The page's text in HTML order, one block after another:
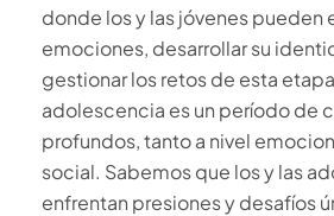
donde los y las jóvenes pueden
emociones, desarrollar su
gestionar los retos de esta
adolescencia es un período de
profundos, tanto a nivel
social. Sabemos que los y las
enfrentan presiones y desafíos